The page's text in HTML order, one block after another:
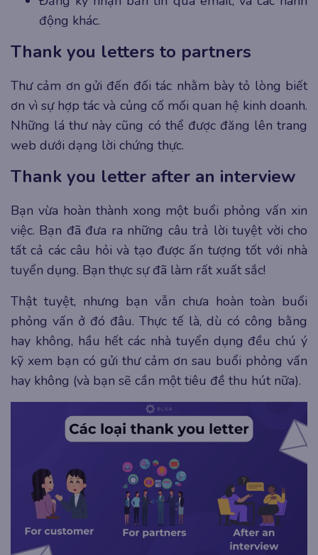
động khác.
Thank you letters to partners
Thư cảm ơn gửi đến đối tác nhằm bày tỏ lòng biết
ơn vì sự hợp tác và củng cố mối quan hệ kinh doanh.
Những lá thư này cũng có thể được đăng lên trang
web dưới dạng lời chứng thực.
Thank you letter after an interview
Bạn vừa hoàn thành xong một buổi phỏng vấn xin
việc. Bạn đã đưa ra những câu trả lời tuyệt vời cho
tất cả các câu hỏi và tạo được ấn tượng tốt với nhà
tuyển dụng. Bạn thực sự đã làm rất xuất sắc!
Thật tuyệt, nhưng bạn vẫn chưa hoàn toàn buổi
phỏng vấn ở đó đâu. Thực tế là, dù có công bằng
hay không, hầu hết các nhà tuyển dụng đều chú ý
kỹ xem bạn có gửi thư cảm ơn sau buổi phỏng vấn
hay không (và bạn sẽ cần một tiêu đề thu hút nữa).